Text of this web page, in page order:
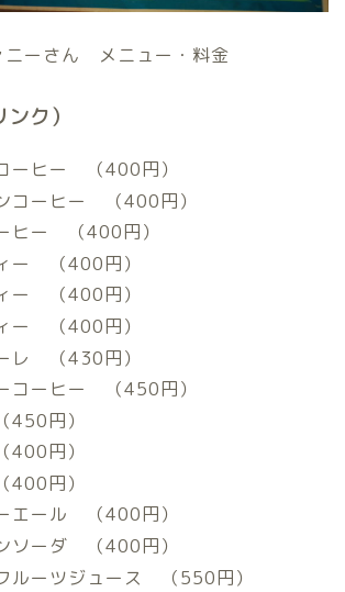
ニーさん メニュー・料金
ク）
ーヒー （400円）
コーヒー （400円）
ヒー （400円）
ー （400円）
ー （400円）
ー （400円）
レ （430円）
コーヒー （450円）
円）
円）
円）
エール （400円）
ソーダ （400円）
ルーツジュース （550円）